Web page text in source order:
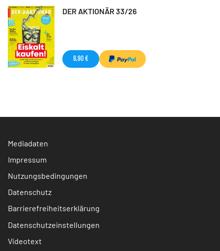
DER AKTIONÄR 33/26
8,90 €
Mediadaten
Impressum
Nutzungsbedingungen
Datenschutz
Barrierefreiheitserklärung
Datenschutzeinstellungen
Videotext